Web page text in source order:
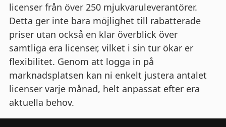
licenser från över 250 mjukvaruleverantörer.
Detta ger inte bara möjlighet till rabatterade
priser utan också en klar överblick över
samtliga era licenser, vilket i sin tur ökar er
flexibilitet. Genom att logga in på
marknadsplatsen kan ni enkelt justera antalet
licenser varje månad, helt anpassat efter era
aktuella behov.